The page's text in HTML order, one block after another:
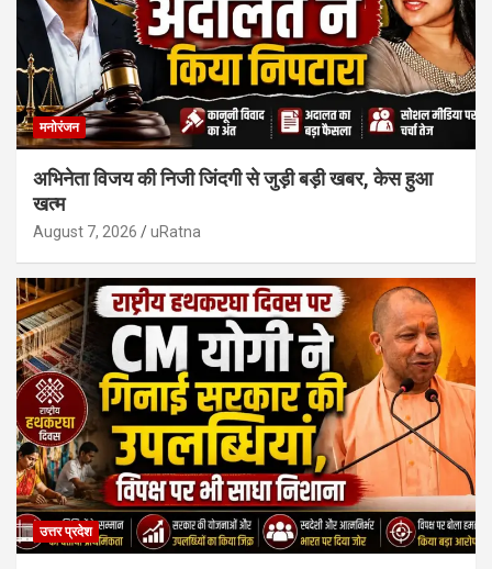
मनोरंजन
अभिनेता विजय की निजी जिंदगी से जुड़ी बड़ी खबर, केस हुआ
खत्म
August 7, 2026 uRatna
उत्तर प्रदेश